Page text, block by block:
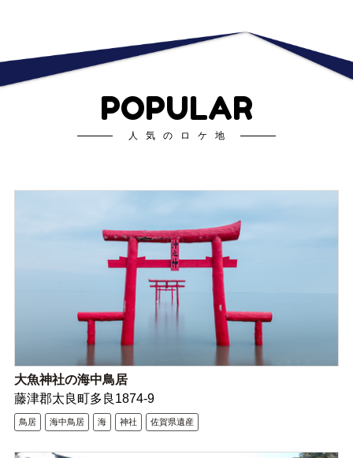
POPULAR
人気のロケ地
大魚神社の海中鳥居
藤津郡太良町多良1874-9
鳥居 海中鳥居 海 神社 佐賀県遺産